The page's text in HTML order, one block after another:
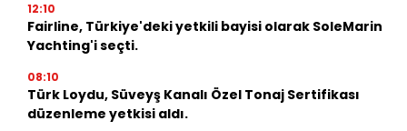
12:10
Fairline, Türkiye'deki yetkili bayisi olarak SoleMarin
Yachting'i seçti.
08:10
Türk Loydu, Süveyş Kanalı Özel Tonaj Sertifikası
düzenleme yetkisi aldı.